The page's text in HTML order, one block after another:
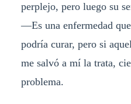
perplejo, pero luego su
—Es una enfermedad
podría curar, pero si
me salvó a mí la trata,
problema.